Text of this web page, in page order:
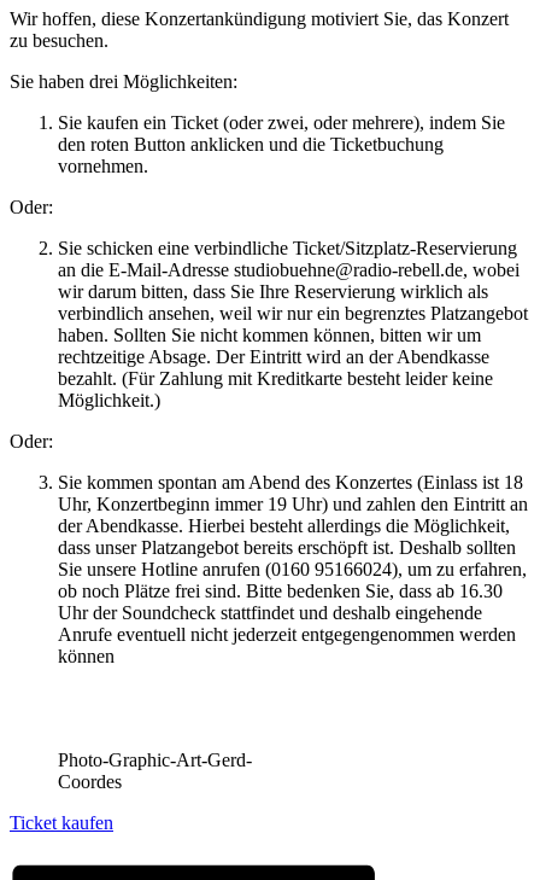
Wir hoffen, diese Konzertankündigung motiviert Sie, das Konzert
zu besuchen.
Sie haben drei Möglichkeiten:
Sie kaufen ein Ticket (oder zwei, oder mehrere), indem Sie
den roten Button anklicken und die Ticketbuchung
vornehmen.
Oder:
Sie schicken eine verbindliche Ticket/Sitzplatz-Reservierung
an die E-Mail-Adresse studiobuehne@radio-rebell.de, wobei
wir darum bitten, dass Sie Ihre Reservierung wirklich als
verbindlich ansehen, weil wir nur ein begrenztes Platzangebot
haben. Sollten Sie nicht kommen können, bitten wir um
rechtzeitige Absage. Der Eintritt wird an der Abendkasse
bezahlt. (Für Zahlung mit Kreditkarte besteht leider keine
Möglichkeit.)
Oder:
Sie kommen spontan am Abend des Konzertes (Einlass ist 18
Uhr, Konzertbeginn immer 19 Uhr) und zahlen den Eintritt an
der Abendkasse. Hierbei besteht allerdings die Möglichkeit,
dass unser Platzangebot bereits erschöpft ist. Deshalb sollten
Sie unsere Hotline anrufen (0160 95166024), um zu erfahren,
ob noch Plätze frei sind. Bitte bedenken Sie, dass ab 16.30
Uhr der Soundcheck stattfindet und deshalb eingehende
Anrufe eventuell nicht jederzeit entgegengenommen werden
können
Photo-Graphic-Art-Gerd-
Coordes
Ticket kaufen